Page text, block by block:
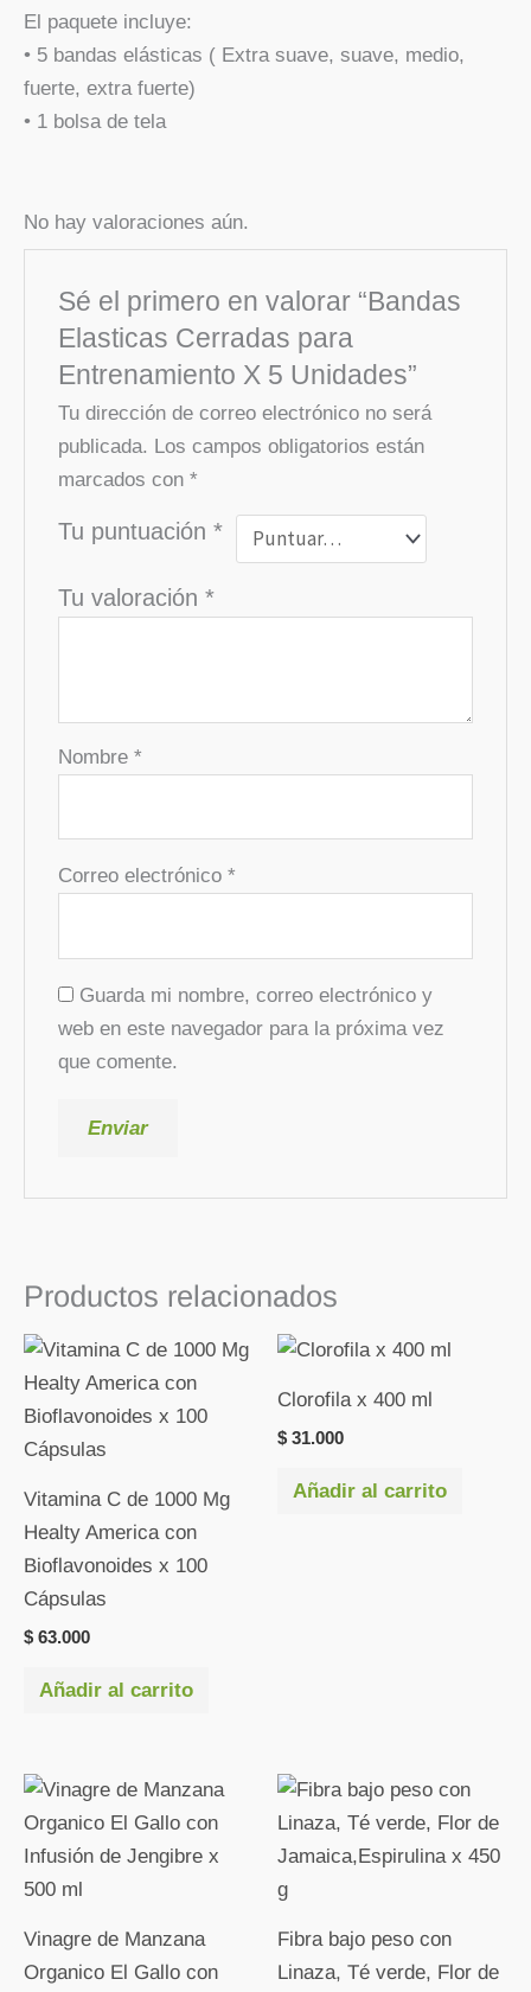
El paquete incluye:
• 5 bandas elásticas ( Extra suave, suave, medio,
fuerte, extra fuerte)
• 1 bolsa de tela
No hay valoraciones aún.
Sé el primero en valorar “Bandas
Elasticas Cerradas para
Entrenamiento X 5 Unidades”
Tu dirección de correo electrónico no será
publicada. Los campos obligatorios están
marcados con*
Tu puntuación*
Tu valoración*
Nombre*
Correo electrónico*
Guarda mi nombre, correo electrónico y
web en este navegador para la próxima vez
que comente.
Productos relacionados
Vitamina C de 1000 Mg
Healty America con
Bioflavonoides x 100
Cápsulas
$ 63.000
Añadir al carrito
Clorofila x 400 ml
$ 31.000
Añadir al carrito
Vinagre de Manzana
Organico El Gallo con
Fibra bajo peso con
Linaza, Té verde, Flor de